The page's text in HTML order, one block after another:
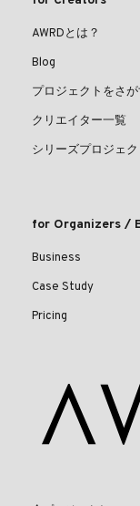
AWRDとは？
Blog
プロジェクトをさが
クリエイター一覧
シリーズプロジェク
for Organizers /
Business
Case Study
Pricing